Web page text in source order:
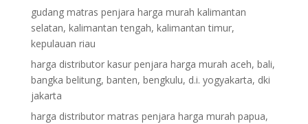
gudang matras penjara harga murah kalimantan
selatan, kalimantan tengah, kalimantan timur,
kepulauan riau
harga distributor kasur penjara harga murah aceh, bali,
bangka belitung, banten, bengkulu, d.i. yogyakarta, dki
jakarta
harga distributor matras penjara harga murah papua,